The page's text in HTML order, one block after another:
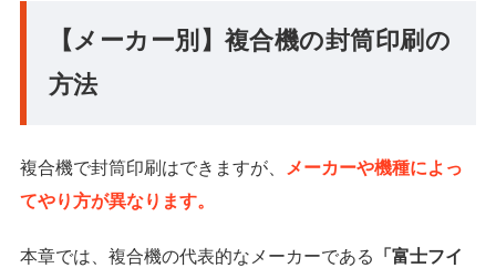
【メーカー別】複合機の封筒印刷の
方法
複合機で封筒印刷はできますが、
メーカーや機種によっ
てやり方が異なります。
本章では、複合機の代表的なメーカーである
「富士フイ